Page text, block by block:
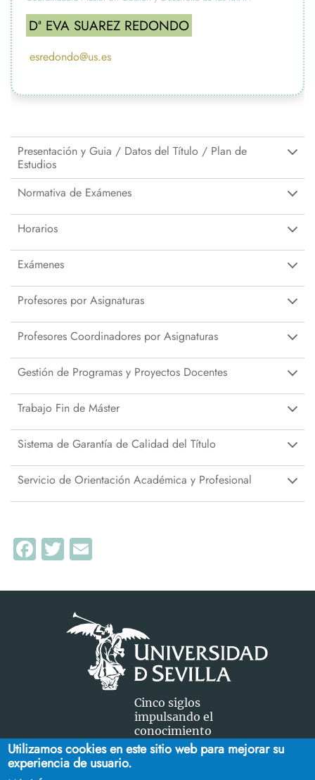
Dª EVA SUAREZ REDONDO
esredondo@us.es
Presentación y Guia / Datos del Título / Plan de
Estudios
Normativa de Exámenes
Horarios
Exámenes
Profesores por Asignaturas
Profesores Coordinadores por Asignaturas
Gestión de Programas y Proyectos Docentes
Trabajo Fin de Máster
Sistema de Garantía de Calidad del Título
Servicio de Orientación Académica y Profesional
Facebook
Twitter
Cinco siglos
impulsando el
conocimiento
FACULTAD DE CIENCIAS DEL TRABAJO
Utilizamos cookies en este sitio web para mejorar su
experiencia de usuario.